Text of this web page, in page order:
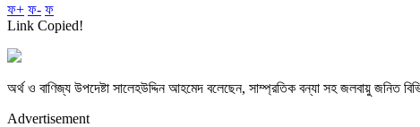
ফ+ ফ- ফ
Link Copied!
অর্থ ও বাণিজ্য উপদেষ্টা সালেহউদ্দিন আহমেদ বলেছেন, সাম্প্রতিক বন্যা সহ জলবায়ু জনিত
Advertisement